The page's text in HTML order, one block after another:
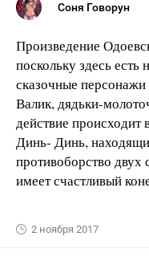
Соня Говорун
Произведение
поскольку здесь есть
сказочные
Валик, дядьки-
действие происходит
Динь- Динь,
противоборство
имеет счастливый
2 ноября 2017